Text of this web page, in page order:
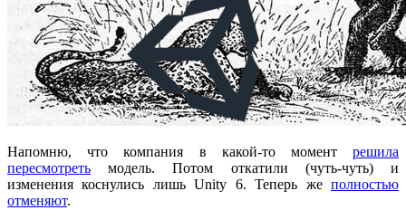
Напомню, что компания в какой-то момент решила
пересмотреть модель. Потом откатили (чуть-чуть) и
изменения коснулись лишь Unity 6. Теперь же полностью
отменяют.